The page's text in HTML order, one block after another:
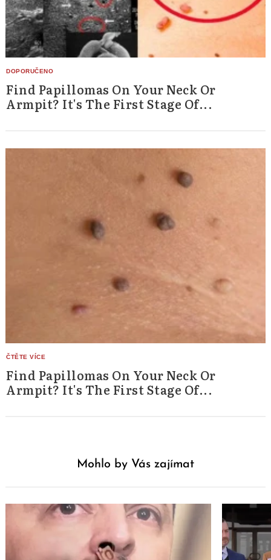
Find Papillomas On Your Neck Or
Armpit? It's The First Stage Of...
Find Papillomas On Your Neck Or
Armpit? It's The First Stage Of...
Mohlo by Vás zajímat